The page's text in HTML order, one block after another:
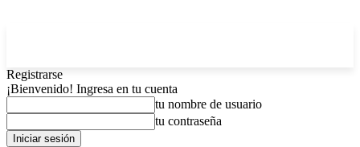
Registrarse
¡Bienvenido! Ingresa en tu cuenta
tu nombre de usuario
tu contraseña